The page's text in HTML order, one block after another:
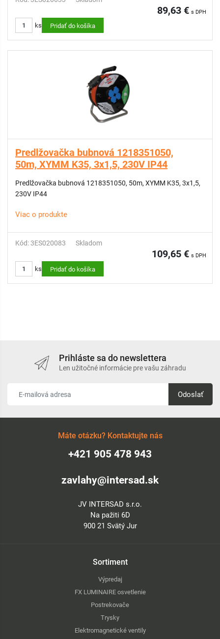
89,63 € s DPH
ks Pridať do košíka
Predlžovačka bubnová 1218351050,
50m, XYMM K35, 3x1,5, 230V IP44
Predlžovačka bubnová 1218351050, 50m, XYMM K35, 3x1,5,
230V IP44
Viac o produkte
Kód: 3ES020083 Skladom
109,65 € s DPH
ks Pridať do košíka
Prihláste sa do newslettera
Len užitočné informácie pre vašu záhradu
Odoslať
Máte otázku? Kontaktujte nás
+421 905 478 943
zavlahy@intersad.sk
JV INTERSAD s.r.o.
Na pažiti 6D
900 21 Svätý Jur
Sortiment
Výpredaj
FX LUMINAIRE osvetlenie
Postrekovače
Trysky
Elektromagnetické ventily